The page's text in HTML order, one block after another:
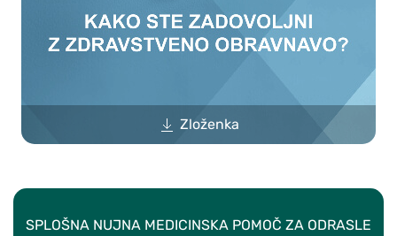
Zloženka
SPLOŠNA NUJNA MEDICINSKA POMOČ ZA ODRASLE